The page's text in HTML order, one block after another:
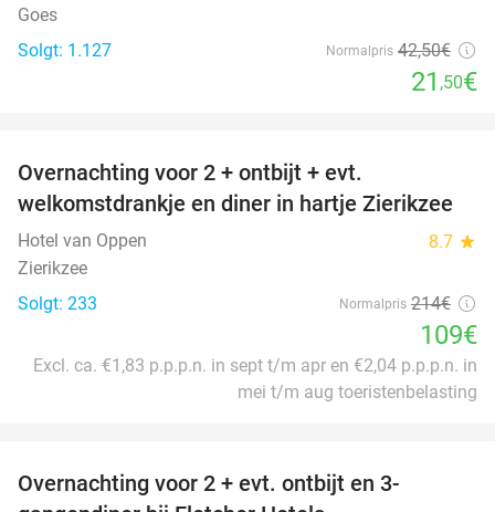
Goes
Solgt: 1.127
Normalpris 42,50€
21 ,50€
Overnachting voor 2 + ontbijt + evt.
welkomstdrankje en diner in hartje Zierikzee
Hotel van Oppen 8.7 star
Zierikzee
Solgt: 233
Normalpris 214€
109€
Excl. ca. €1,83 p.p.p.n. in sept t/m apr en €2,04 p.p.p.n. in
mei t/m aug toeristenbelasting
Overnachting voor 2 + evt. ontbijt en 3-